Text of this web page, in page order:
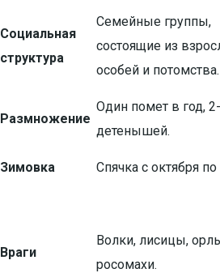
Социальная
структура
Семейные группы,
состоящие из
особей и потомства.
Размножение
Один помет в год,
детенышей.
Зимовка Спячка с октября по
Враги
Волки, лисицы,
росомахи.